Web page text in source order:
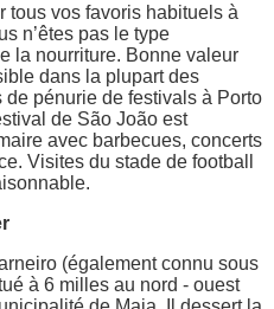
tous vos favoris habituels à
n’êtes pas le type
la nourriture. Bonne valeur
dans la plupart des
de pénurie de festivals à Porto
de São João est
avec barbecues, concerts
Visites du stade de football
(également connu sous
à 6 milles au nord - ouest